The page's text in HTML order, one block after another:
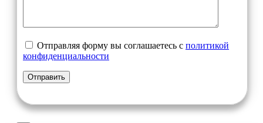
Отправляя форму вы соглашаетесь с политикой
конфиденциальности